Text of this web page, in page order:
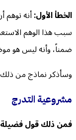
الخطأ الأول:أنه توهم
سبب هذا الوهم
ضمناً، وأنه ليس هو
وسأذكر نماذج من
مشروعية التدرج
فمن ذلك قول فضيلة